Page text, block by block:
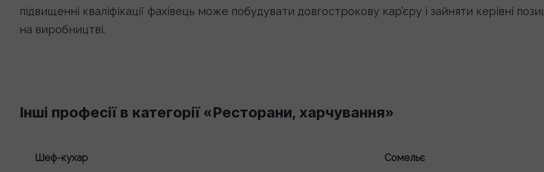
підвищенні кваліфікації фахівець може побудувати довгострокову кар’єру і зайняти керівні
на виробництві.
Інші професії в категорії «Ресторани, харчування»
Шеф-кухар Сомельє